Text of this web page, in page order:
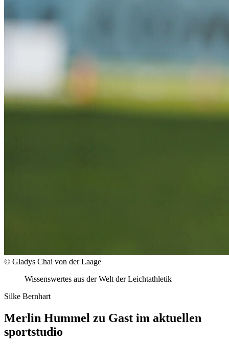
© Gladys Chai von der Laage
Wissenswertes aus der Welt der Leichtathletik
Silke Bernhart
Merlin Hummel zu Gast im aktuellen
sportstudio